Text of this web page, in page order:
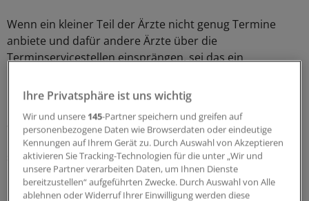
Wenn ein kleiner Teil der Ärzte nicht genug Termine
anbiete und dafür andere Ärzte über die
Terminservicestellen einsprängen, sei das ein
Echte Zusatzleistungen, wie zum Beispiel Sprechstunden
an Samstagen würden von den Kassen bereits zusätzlich
mit einem Zuschlag von elf Euro je Patient vergütet,
sagte von Stackelberg.
"Endlich wird der Zusammenhang zwischen der
Ihre Privatsphäre ist uns wichtig
Wir und unsere 145-Partner speichern und greifen auf
personenbezogene Daten wie Browserdaten oder eindeutige
Kennungen auf Ihrem Gerät zu. Durch Auswahl von Akzeptieren
aktivieren Sie Tracking-Technologien für die unter „Wir und
unsere Partner verarbeiten Daten, um Ihnen Dienste
bereitzustellen“ aufgeführten Zwecke. Durch Auswahl von Alle
ablehnen oder Widerruf Ihrer Einwilligung werden diese